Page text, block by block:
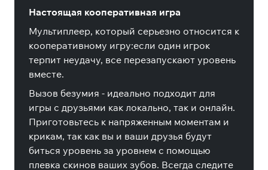
Настоящая кооперативная игра
Мультиплеер, который серьезно относится к
кооперативному игру:если один игрок
терпит неудачу, все перезапускают уровень
вместе.
Вызов безумия - идеально подходит для
игры с друзьями как локально, так и онлайн.
Приготовьтесь к напряженным моментам и
крикам, так как вы и ваши друзья будут
биться уровень за уровнем с помощью
плевка скинов ваших зубов. Всегда следите